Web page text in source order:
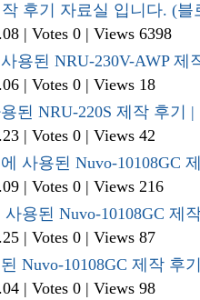
작 후기 자료실 입니다. (
| Votes 0 | Views 6398
용된 NRU-230V-AWP 제
| Votes 0 | Views 18
된 NRU-220S 제작 후기 |
| Votes 0 | Views 42
사용된 Nuvo-10108GC
| Votes 0 | Views 216
용된 Nuvo-10108GC 제
| Votes 0 | Views 87
Nuvo-10108GC 제작 후
| Votes 0 | Views 98